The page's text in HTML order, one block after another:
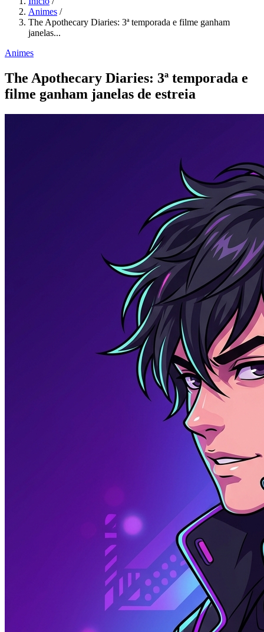
Animes /
The Apothecary Diaries: 3ª temporada e filme ganham
janelas...
Animes
The Apothecary Diaries: 3ª temporada e
filme ganham janelas de estreia